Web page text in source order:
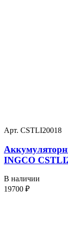
Арт. CSTLI20018
INGCO
В наличии
19700 ₽